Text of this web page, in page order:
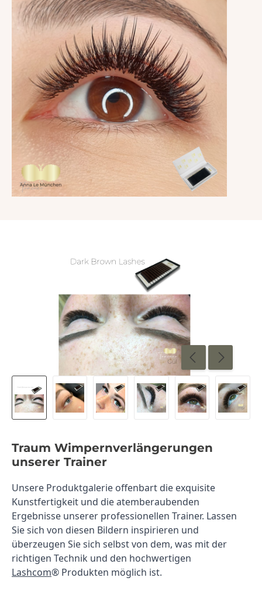
Traum Wimpernverlängerungen
unserer Trainer
Unsere Produktgalerie offenbart die exquisite
Kunstfertigkeit und die atemberaubenden
Ergebnisse unserer professionellen Trainer. Lassen
Sie sich von diesen Bildern inspirieren und
überzeugen Sie sich selbst von dem, was mit der
Lashcom® Produkten möglich ist.